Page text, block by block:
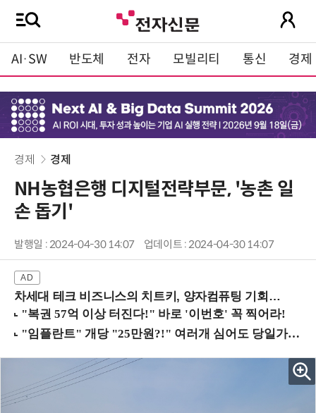
AI·SW 반도체 전자 모빌리티 통신 경제
경제 경제
NH농협은행 디지털전략부문, '농촌 일
손 돕기'
발행일 : 2024-04-30 14:07 업데이트 : 2024-04-30 14:07
차세대 테크 비즈니스의 치트키, 양자컴퓨팅 기회를 선점하라! (8/28 강남역)